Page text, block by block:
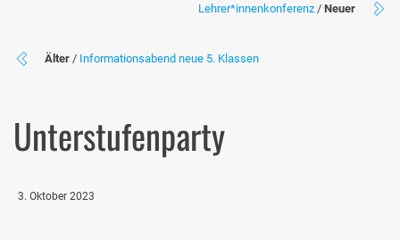
Lehrer*innenkonferenz / Neuer
Älter / Informationsabend neue 5. Klassen
Unterstufenparty
3. Oktober 2023